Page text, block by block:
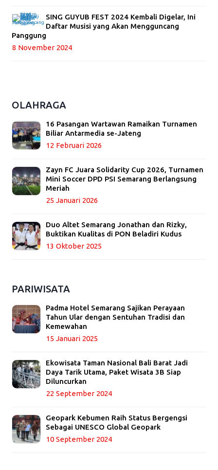
SING GUYUB FEST 2024 Kembali Digelar, Ini
Daftar Musisi yang Akan Mengguncang
Panggung
8 November 2024
OLAHRAGA
16 Pasangan Wartawan Ramaikan Turnamen
Biliar Antarmedia se-Jateng
12 Februari 2026
Zayn FC Juara Solidarity Cup 2026, Turnamen
Mini Soccer DPD PSI Semarang Berlangsung
Meriah
25 Januari 2026
Duo Altet Semarang Jonathan dan Rizky,
Buktikan Kualitas di PON Beladiri Kudus
13 Oktober 2025
PARIWISATA
Padma Hotel Semarang Sajikan Perayaan
Tahun Ular dengan Sentuhan Tradisi dan
Kemewahan
15 Januari 2025
Ekowisata Taman Nasional Bali Barat Jadi
Daya Tarik Utama, Paket Wisata 3B Siap
Diluncurkan
22 September 2024
Geopark Kebumen Raih Status Bergengsi
Sebagai UNESCO Global Geopark
10 September 2024